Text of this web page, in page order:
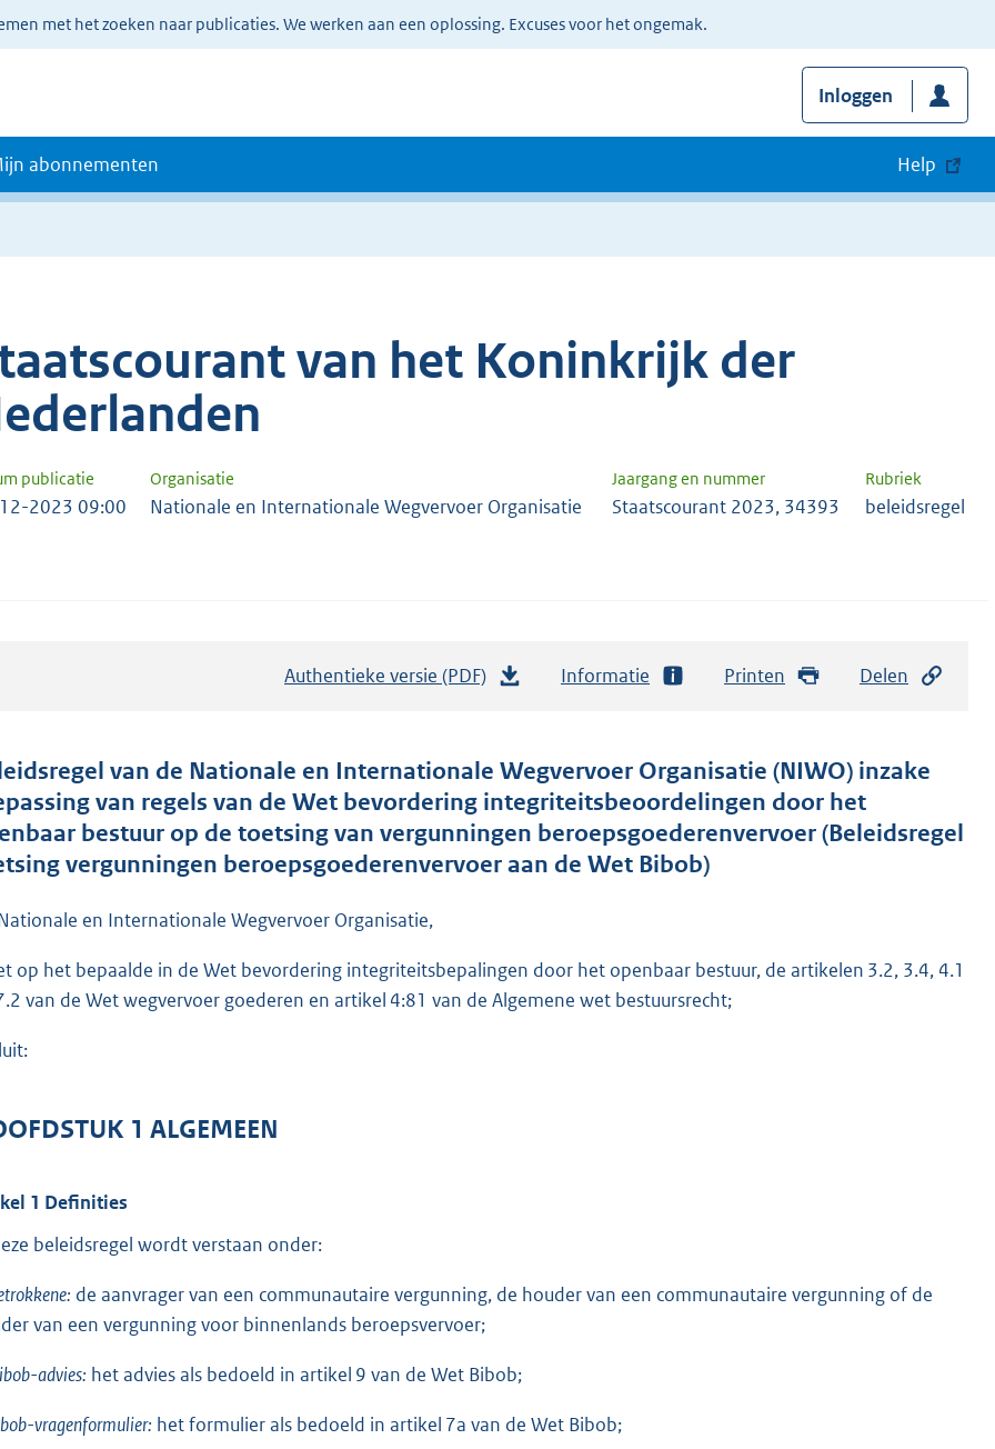
met het zoeken naar publicaties. We werken aan een oplossing. Excuses voor het ongemak.
Inloggen
abonnementen Help
van het Koninkrijk der
publicatie Organisatie Jaargang en nummer Rubriek
2023 09:00 Nationale en Internationale Wegvervoer Organisatie Staatscourant 2023, 34393 beleidsregel
Authentieke versie (PDF)
t
a
n
d
o
o
Informatie Printen Delen
van de Nationale en Internationale Wegvervoer Organisatie (NIWO) inzake
van regels van de Wet bevordering integriteitsbeoordelingen door het
bestuur op de toetsing van vergunningen beroepsgoederenvervoer (Beleidsregel
vergunningen beroepsgoederenvervoer aan de Wet Bibob)
en Internationale Wegvervoer Organisatie,
op het bepaalde in de Wet bevordering integriteitsbepalingen door het openbaar bestuur, de artikelen 3.2, 3.4, 4.1
van de Wet wegvervoer goederen en artikel 4:81 van de Algemene wet bestuursrecht;
1 ALGEMEEN
1 Definities
beleidsregel wordt verstaan onder:
de aanvrager van een communautaire vergunning, de houder van een communautaire vergunning of de
van een vergunning voor binnenlands beroepsvervoer;
advies: het advies als bedoeld in artikel 9 van de Wet Bibob;
vragenformulier: het formulier als bedoeld in artikel 7a van de Wet Bibob;